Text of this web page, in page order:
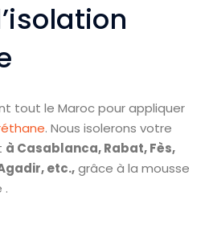
tout le Maroc pour appliquer
. Nous isolerons votre
à Casablanca, Rabat, Fès,
etc.,grâce à la mousse
.